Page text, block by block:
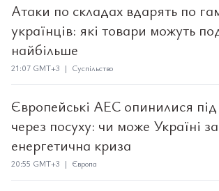
Атаки по складах вдарять по
українців: які товари можуть
найбільше
21:07 GMT+3 | Суспільство
Європейські АЕС опинилися
через посуху: чи може Україні
енергетична криза
20:55 GMT+3 | Європа